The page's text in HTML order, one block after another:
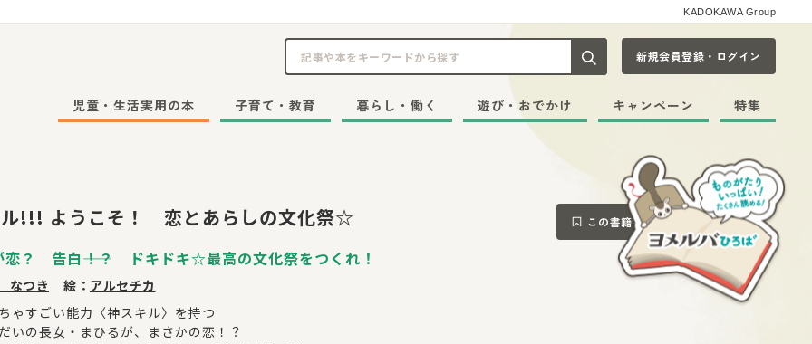
KADOKAWA Group
記事や本をキーワードから探す
新規会員登録・ログイン
児童・生活実用の本 子育て・教育 暮らし・働く 遊び・おでかけ キャンペーン 特集
!!! ようこそ！ 恋とあらしの文化祭☆ この書籍をブックマークする
恋？ 告白――！？ ドキドキ☆最高の文化祭をつくれ！
つき 絵： アルセチカ
ゃすごい能力〈神スキル〉を持つ
いの長女・まひるが、まさかの恋！？